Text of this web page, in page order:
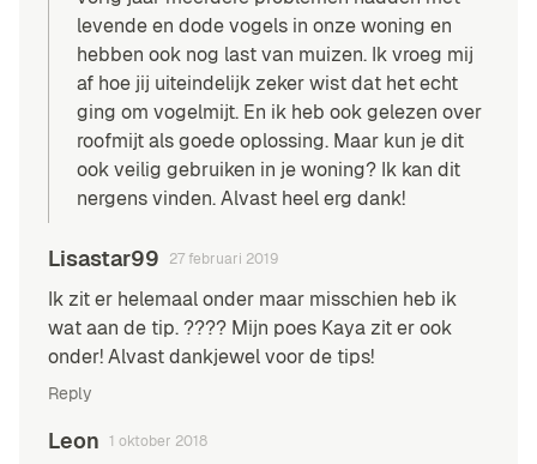
levende en dode vogels in onze woning en
hebben ook nog last van muizen. Ik vroeg mij
af hoe jij uiteindelijk zeker wist dat het echt
ging om vogelmijt. En ik heb ook gelezen over
roofmijt als goede oplossing. Maar kun je dit
ook veilig gebruiken in je woning? Ik kan dit
nergens vinden. Alvast heel erg dank!
Lisastar99 27 februari 2019
Ik zit er helemaal onder maar misschien heb ik
wat aan de tip. ???? Mijn poes Kaya zit er ook
onder! Alvast dankjewel voor de tips!
Reply
Leon 1 oktober 2018